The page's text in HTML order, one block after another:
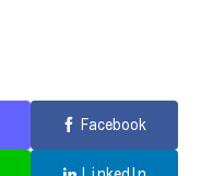
Facebook